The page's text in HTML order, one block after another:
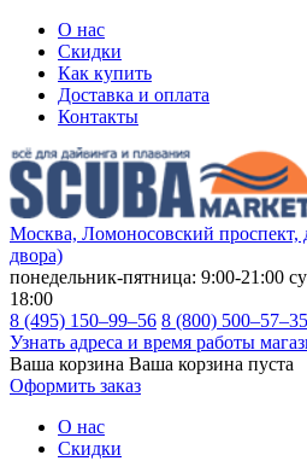
О нас
Скидки
Как купить
Доставка и оплата
Контакты
Москва, Ломоносовский проспект,
двора)
понедельник-пятница: 9:00-21:00
18:00
8 (495) 150–99–56 8 (800) 500–57–35
Узнать адреса и время работы
Ваша корзина Ваша корзина пуста
Оформить заказ
О нас
Скидки